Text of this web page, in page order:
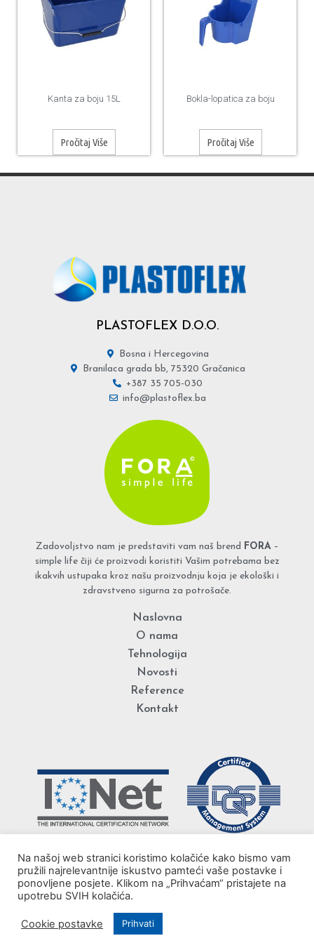
Kanta za boju 15L
Pročitaj Više
Bokla-lopatica za boju
Pročitaj Više
PLASTOFLEX D.O.O.
Bosna i Hercegovina
Branilaca grada bb, 75320 Gračanica
+387 35 705-030
info@plastoflex.ba
Zadovoljstvo nam je predstaviti vam naš brend FORA–
simple life čiji će proizvodi koristiti Vašim potrebama bez
ikakvih ustupaka kroz našu proizvodnju koja je ekološki i
zdravstveno sigurna za potrošače.
Naslovna
O nama
Tehnologija
Novosti
Reference
Kontakt
© Plastoflex d.o.o. 2020. Sva prava zadržana. Design by
Na našoj web stranici koristimo kolačiće kako bismo vam
pružili najrelevantnije iskustvo pamteći vaše postavke i
ponovljene posjete. Klikom na „Prihvaćam“ pristajete na
upotrebu SVIH kolačića.
Cookie postavke Prihvati